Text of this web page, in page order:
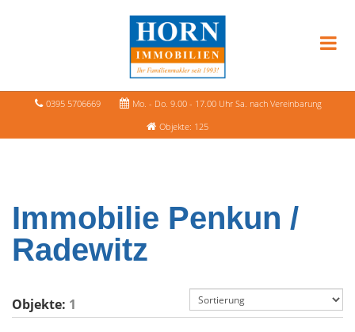
0395 5706669
Mo. - Do. 9.00 - 17.00 Uhr Sa. nach Vereinbarung
Objekte: 125
Immobilie Penkun /
Radewitz
Objekte: 1